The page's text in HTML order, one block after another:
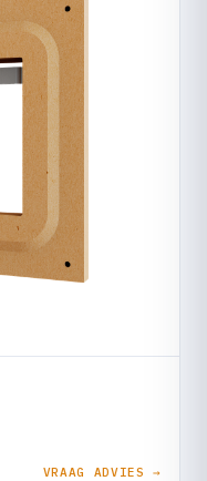
VRAAG ADVIES →